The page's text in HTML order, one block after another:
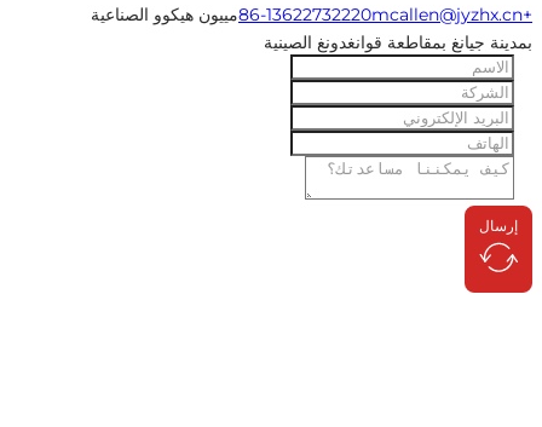
مييون هيكوو الصناعية
جيانغ بمقاطعة قوانغدونغ الصينية